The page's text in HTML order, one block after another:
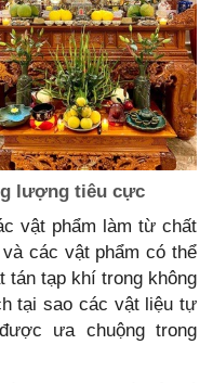
lượng tiêu cực
vật phẩm làm từ chất
các vật phẩm có thể
tán tạp khí trong không
tại sao các vật liệu tự
ưa chuộng trong